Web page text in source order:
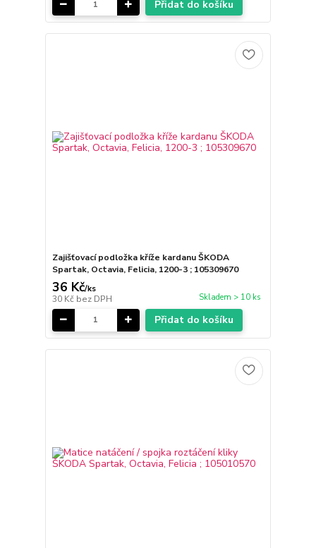
Přidat do košíku
Zajišťovací podložka kříže kardanu ŠKODA
Spartak, Octavia, Felicia, 1200-3 ; 105309670
36 Kč/ks
30 Kč bez DPH Skladem > 10 ks
Přidat do košíku